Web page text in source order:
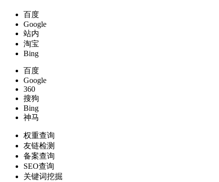
百度
Google
站内
淘宝
Bing
百度
Google
360
搜狗
Bing
神马
权重查询
友链检测
备案查询
SEO查询
关键词挖掘